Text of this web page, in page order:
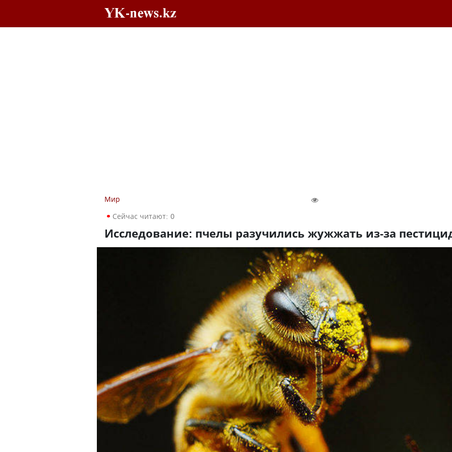
Мир
Сейчас читают: 0
Исследование: пчелы разучились жужжать из-за